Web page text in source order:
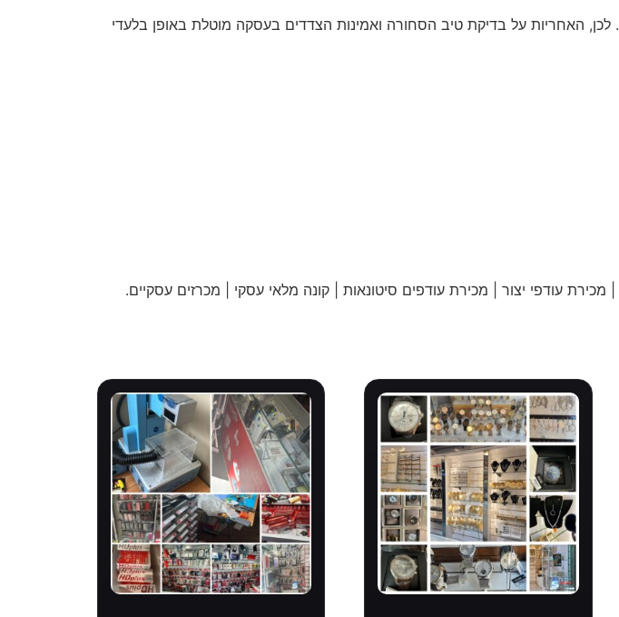
לכן, האחריות על בדיקת טיב הסחורה ואמינות הצדדים בעסקה מוטלת באופן בלעדי
עודפי יצור | מכירת עודפים סיטונאות | קונה מלאי עסקי | מכרזים עסקיים.